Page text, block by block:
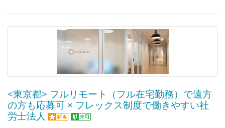
ております。
<東京都> フルリモート（フル在宅勤務）で遠方
の方も応募可 × フレックス制度で働きやすい社
労士法人